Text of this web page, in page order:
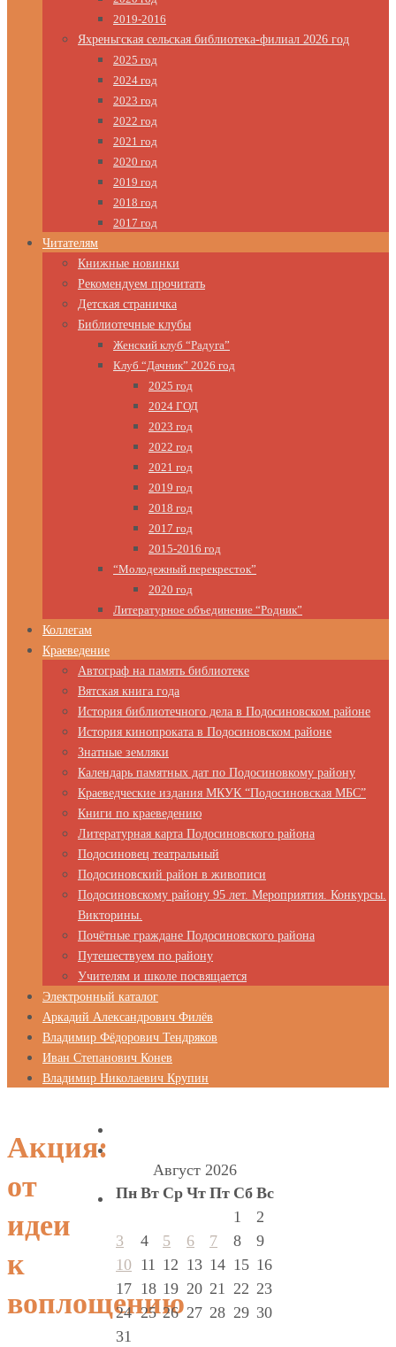
2019-2016
Яхреньгская сельская библиотека-филиал 2026 год
2025 год
2024 год
2023 год
2022 год
2021 год
2020 год
2019 год
2018 год
2017 год
Читателям
Книжные новинки
Рекомендуем прочитать
Детская страничка
Библиотечные клубы
Женский клуб “Радуга”
Клуб “Дачник” 2026 год
2025 год
2024 ГОД
2023 год
2022 год
2021 год
2019 год
2018 год
2017 год
2015-2016 год
“Молодежный перекресток”
2020 год
Литературное объединение “Родник”
Коллегам
Краеведение
Автограф на память библиотеке
Вятская книга года
История библиотечного дела в Подосиновском районе
История кинопроката в Подосиновском районе
Знатные земляки
Календарь памятных дат по Подосиновкому району
Краеведческие издания МКУК “Подосиновская МБС”
Книги по краеведению
Литературная карта Подосиновского района
Подосиновец театральный
Подосиновский район в живописи
Подосиновскому району 95 лет. Мероприятия. Конкурсы.
Викторины.
Почётные граждане Подосиновского района
Путешествуем по району
Учителям и школе посвящается
Электронный каталог
Аркадий Александрович Филёв
Владимир Фёдорович Тендряков
Иван Степанович Конев
Владимир Николаевич Крупин
Акция:
от
идеи
к
воплощению
Август 2026
Пн Вт Ср Чт Пт Сб Вс
1
2
3
4 5 6 7 8
9
10 11 12 13 14 15 16
17 18 19 20 21 22 23
24 25 26 27 28 29 30
31